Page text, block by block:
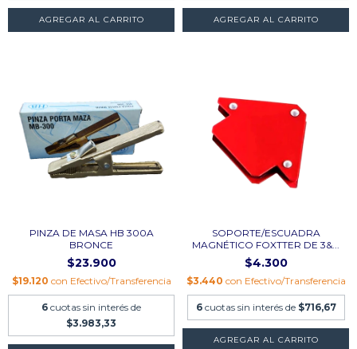
PINZA DE MASA HB 300A
BRONCE
$23.900
$19.120 con Efectivo/Transferencia
6 cuotas sin interés de
$3.983,33
SOPORTE/ESCUADRA
MAGNÉTICO FOXTTER DE 3&...
$4.300
$3.440 con Efectivo/Transferencia
6 cuotas sin interés de $716,67